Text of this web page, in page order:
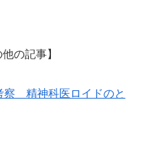
の記事】
察 精神科医ロイドのと